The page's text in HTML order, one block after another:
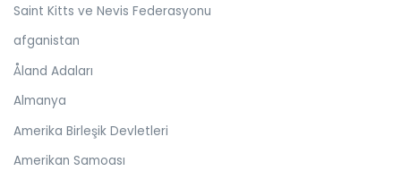
Saint Kitts ve Nevis Federasyonu
afganistan
Åland Adaları
Almanya
Amerika Birleşik Devletleri
Amerikan Samoası